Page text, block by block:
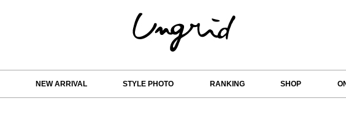
NEW ARRIVAL STYLE PHOTO RANKING SHOP